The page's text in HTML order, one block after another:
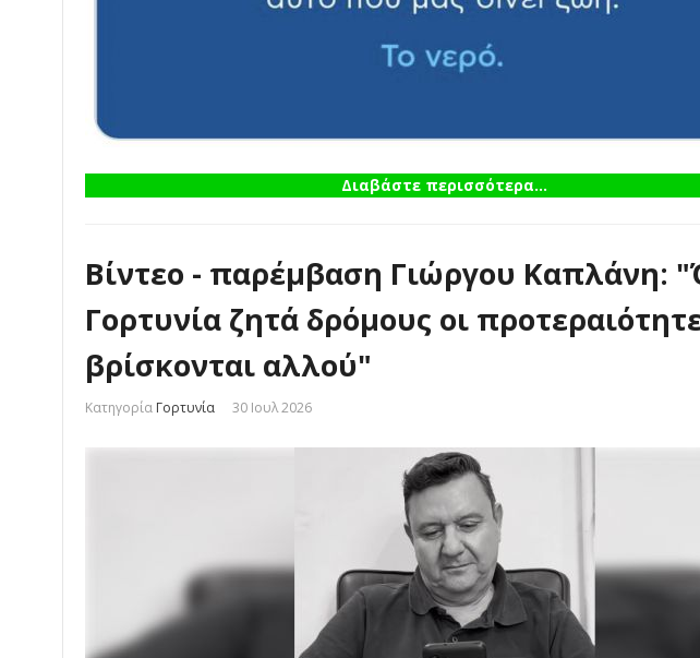
Διαβάστε περισσότερα...
Βίντεο - παρέμβαση Γιώργου Καπλάνη:
Γορτυνία ζητά δρόμους οι
βρίσκονται αλλού"
Κατηγορία Γορτυνία 30 Ιουλ 2026